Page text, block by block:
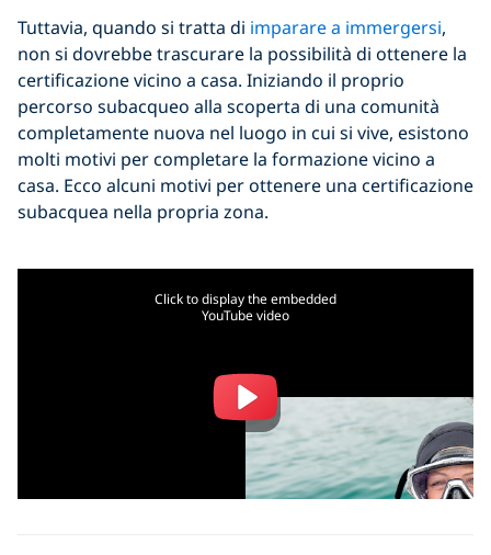
Tuttavia, quando si tratta di imparare a immergersi,
non si dovrebbe trascurare la possibilità di ottenere la
certificazione vicino a casa. Iniziando il proprio
percorso subacqueo alla scoperta di una comunità
completamente nuova nel luogo in cui si vive, esistono
molti motivi per completare la formazione vicino a
casa. Ecco alcuni motivi per ottenere una certificazione
subacquea nella propria zona.
Click to display the embedded
YouTube video